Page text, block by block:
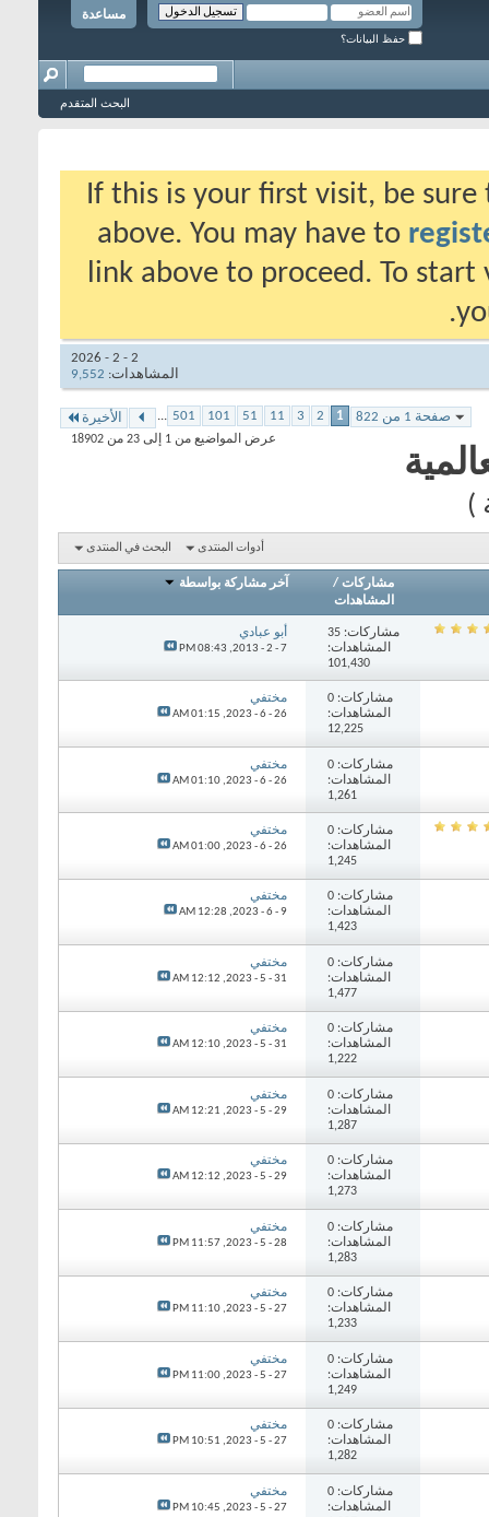
مساعدة
حفظ البيانات؟
البحث المتقدم
If this is your first visit, be
above. You may have to
link above to proceed. To
2 - 2 - 2026
المشاهدات: 9,552
صفحة 1 من 822 1
2
3
11
51
101
501
... الأخيرة
عرض المواضيع من 1 إلى 23 من 18902
)
أدوات المنتدى البحث في المنتدى
مشاركات/
المشاهدات
آخر مشاركة بواسطة
مشاركات: 35
المشاهدات:
101,430
أبو عبادي
7 - 2 - 2013,
08:43 PM
مشاركات: 0
المشاهدات:
12,225
مختفي
26 - 6 - 2023,
01:15 AM
مشاركات: 0
المشاهدات:
1,261
مختفي
26 - 6 - 2023,
01:10 AM
مشاركات: 0
المشاهدات:
1,245
مختفي
26 - 6 - 2023,
01:00 AM
مشاركات: 0
المشاهدات:
1,423
مختفي
9 - 6 - 2023,
12:28 AM
مشاركات: 0
المشاهدات:
1,477
مختفي
31 - 5 - 2023,
12:12 AM
مشاركات: 0
المشاهدات:
1,222
مختفي
31 - 5 - 2023,
12:10 AM
مشاركات: 0
المشاهدات:
1,287
مختفي
29 - 5 - 2023,
12:21 AM
مشاركات: 0
المشاهدات:
1,273
مختفي
29 - 5 - 2023,
12:12 AM
مشاركات: 0
المشاهدات:
1,283
مختفي
28 - 5 - 2023,
11:57 PM
مشاركات: 0
المشاهدات:
1,233
مختفي
27 - 5 - 2023,
11:10 PM
مشاركات: 0
المشاهدات:
1,249
مختفي
27 - 5 - 2023,
11:00 PM
مشاركات: 0
المشاهدات:
1,282
مختفي
27 - 5 - 2023,
10:51 PM
مشاركات: 0
المشاهدات:
مختفي
27 - 5 - 2023,
10:45 PM